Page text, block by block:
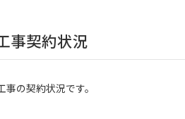
事契約状況
の契約状況です。